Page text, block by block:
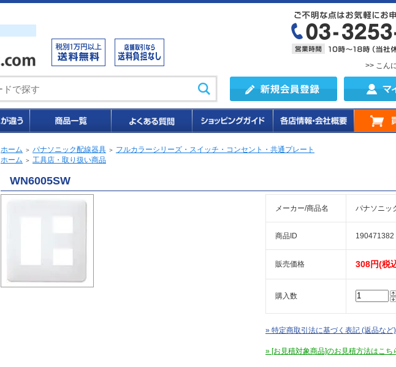
>> こん
ホーム ＞ パナソニック配線器具 ＞ フルカラーシリーズ・スイッチ・コンセント・共通プレート
ホーム ＞ 工具店・取り扱い商品
WN6005SW
メーカー/商品名 パナソニッ
商品ID 190471382
販売価格 308円(税
購入数
» 特定商取引法に基づく表記 (返品など)
» [お見積対象商品]のお見積方法はこち